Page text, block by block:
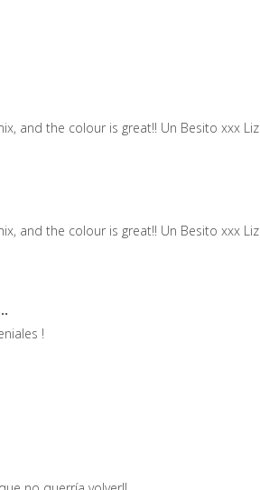
and the colour is great!! Un Besito xxx Liz
and the colour is great!! Un Besito xxx Liz
!